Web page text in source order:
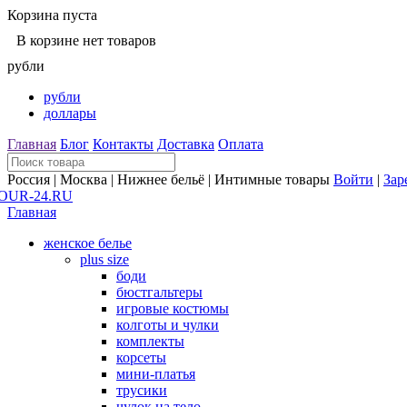
Корзина пуста
В корзине нет товаров
рубли
рубли
доллары
Главная Блог Контакты Доставка Оплата
Россия | Москва | Нижнее бельё | Интимные товары Войти |
Главная
женское белье
plus size
боди
бюстгальтеры
игровые костюмы
колготы и чулки
комплекты
корсеты
мини-платья
трусики